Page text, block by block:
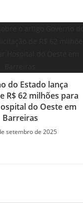
do Estado lança
R$ 62 milhões para
do Oeste em
Barreiras
setembro de 2025